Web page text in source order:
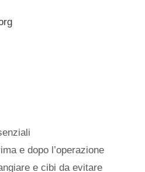
e dopo l’operazione
e cibi da evitare